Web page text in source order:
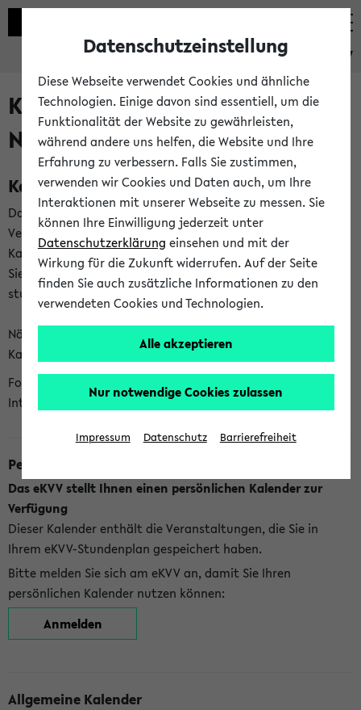
eKVV
Kalenderintegration und
Newsfeeds
Kalenderintegration
Das eKVV bietet Ihnen die Möglichkeit,
Veranstaltungstermine in eine Vielzahl von
Kalenderanwendungen einzubinden. Auf diese Weise können
Sie einen gemeinsamen Überblick über Ihre privaten und
studienbezogenen Termine erhalten.
Näheres zu Vorteilen und Funktionsweise der
Kalenderintegration können Sie auf unserer
Folgende Kalender bietet Ihnen das eKVV derzeit zur
Integration an:
Persönlicher Kalender
Das eKVV stellt Ihnen einen persönlichen Kalender zur
Verfügung
Dieser Kalender enthält die Veranstaltungen, die Sie in
Ihrem eKVV-Stundenplan gespeichert haben.
Bitte melden Sie sich am eKVV an, damit Sie Ihren
persönlichen Kalender nutzen können:
Anmelden
Allgemeine Kalender
Datenschutzeinstellung
Diese Webseite verwendet Cookies und ähnliche
Technologien. Einige davon sind essentiell, um die
Funktionalität der Website zu gewährleisten,
während andere uns helfen, die Website und Ihre
Erfahrung zu verbessern. Falls Sie zustimmen,
verwenden wir Cookies und Daten auch, um Ihre
Interaktionen mit unserer Webseite zu messen. Sie
können Ihre Einwilligung jederzeit unter
Datenschutzerklärung einsehen und mit der
Wirkung für die Zukunft widerrufen. Auf der Seite
finden Sie auch zusätzliche Informationen zu den
verwendeten Cookies und Technologien.
Alle akzeptieren
Nur notwendige Cookies zulassen
Impressum Datenschutz Barrierefreiheit